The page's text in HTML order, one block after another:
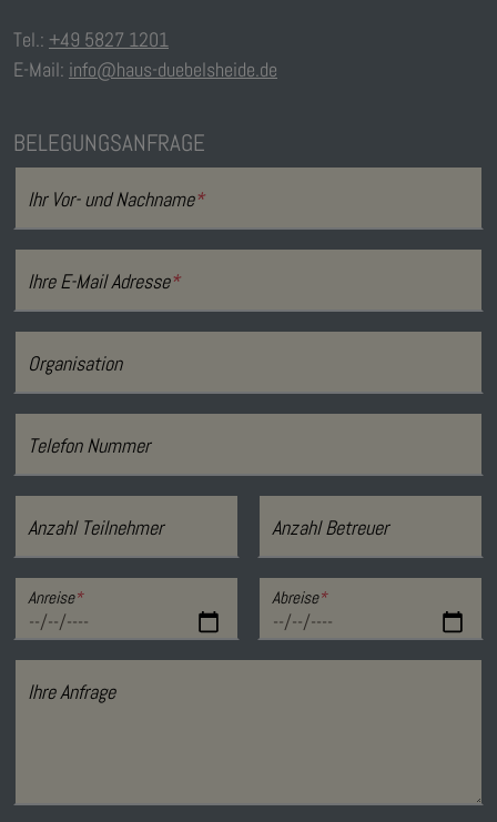
Tel.: +49 5827 1201
E-Mail: info@haus-duebelsheide.de
BELEGUNGSANFRAGE
Ihr Vor- und Nachname*
Ihre E-Mail Adresse*
Organisation
Telefon Nummer
Anzahl Teilnehmer Anzahl Betreuer
Anreise* Abreise*
Ihre Anfrage